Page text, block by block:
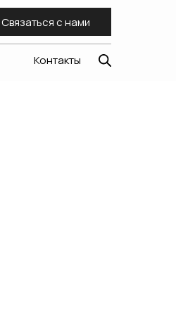
Контакты
Связаться с нами